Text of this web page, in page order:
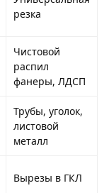
резка
Чистовой
распил
фанеры, ЛДСП
Трубы, уголок,
листовой
металл
Вырезы в ГКЛ